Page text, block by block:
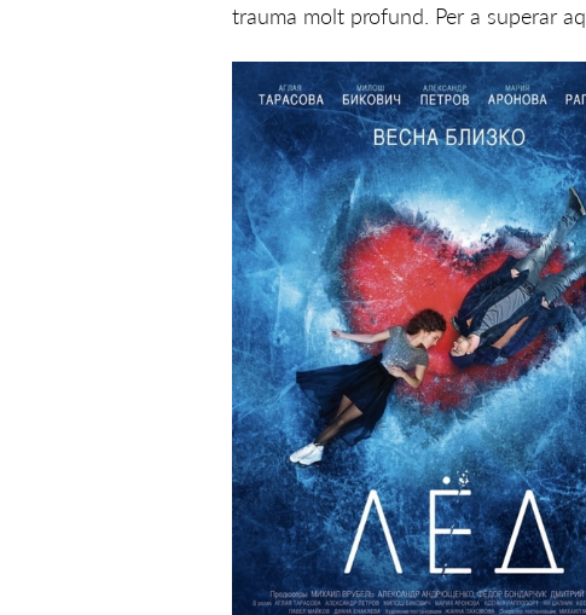
trauma molt profund. Per a superar